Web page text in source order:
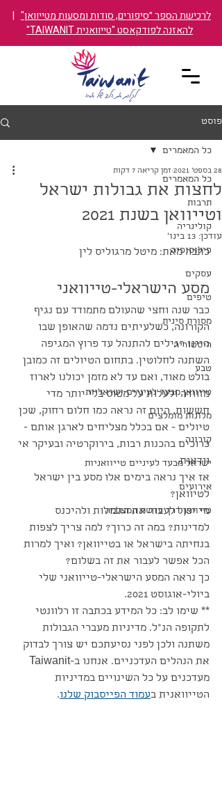
לרכישת הספר ״סיפורים, סודות ומסעות מטייוואן" |
להאזנה לפודקאסט "טייוואנית TAIWANIT"
פוסט
כל המאמרים
תרבות
קולינריה
פילוסופיה
עסקים
טיפים
מסורת סינית
היסטוריה
טבע
טייוואן מבעד לעיניים ישראליות
מלונות מומלצים
קורונה
ישראל מבעד לעיניים טייוואניות
אירועים
טייוואן דרך עדשת המצלמה
כל המאמרים
לחצות את גבולות ישראל
וטייוואן בשנת 2021
28 בספט׳ 2021 זמן קריאה 7 דקות
עודכן: 13 בינו׳
כתבה מאת: מיטל מרגוליס לין
מסע הישראלי-טייוואני
כבר שנה וחצי שהעולם מתמודד עם נגיף
הקורונה, כשלעיתים נדמה שהאופן שבו
היינו רגילים להתנהל עד פרוץ המגיפה
השתנה לחלוטין. בתחום הטיולים זה כמובן
בולט מאוד, ואם עד לא מזמן יכולנו לארוז
מזוודה ולעלות על מטוס בלי יותר מדי
חששות, היום זה נראה כמו חלום רחוק, שכן
טיולים - אם בכלל מצליחים לארגן אותם -
כרוכים בהכנות רבות, בירוקרטיה ובעיקר אי
וודאות.
אז איך נראה בימים אלו מסע בין ישראל
לטיוואן?
מי יכול לעבור את הגבולות ולהיכנס
למדינות? במה זה כרוך? למה צריך לצפות
בנחיתה בישראל או בטייוואן? ואיך למרות
הכל אפשר לעבור את זה בשלום?
כך נראה המסע הישראלי-טייוואני שלי
ביולי-אוגוסט 2021.
** שימו לב: כל המידע בכתבה זו רלוונטי
לתקופה הנ"ל. מדיניות מעברי הגבולות
משתנה ולכן לפני נסיעתכם יש צורך לבדוק
מעדכנים על כל השינויים במדיניות
הטייוואנית בעמוד הפייסבוק שלנו.